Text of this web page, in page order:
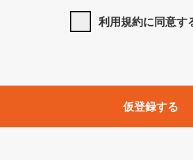
して適用されるものとします。
、当社が提供する以下のサービス（名称
ービスに関連して当社が実施するイベント
」「CodeZine」「MarkeZine」「
利用規約に同意す
仮登録する